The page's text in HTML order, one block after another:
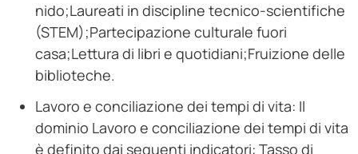
nido;Laureati in discipline tecnico-scientifiche
(STEM);Partecipazione culturale fuori
casa;Lettura di libri e quotidiani;Fruizione delle
biblioteche.
Lavoro e conciliazione dei tempi di vita: Il
dominio Lavoro e conciliazione dei tempi di vita
è definito dai seguenti indicatori: Tasso di